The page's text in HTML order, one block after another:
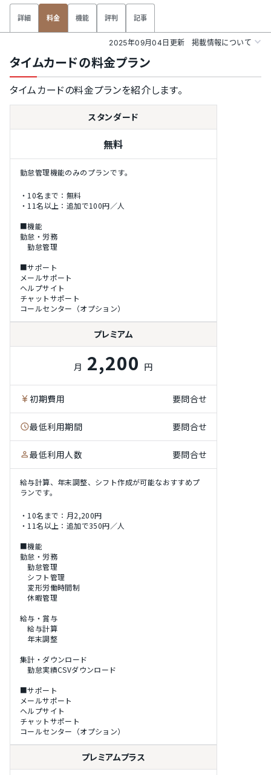
詳細 料金 機能 評判 記事
2025年09月04日更新 掲載情報について
タイムカードの料金プラン
タイムカードの料金プランを紹介します。
スタンダード
無料
勤怠管理機能のみのプランです。
・10名まで：無料
・11名以上：追加で100円／人
■機能
勤怠・労務
勤怠管理
■サポート
メールサポート
ヘルプサイト
チャットサポート
コールセンター（オプション）
プレミアム
月 2,200 円
初期費用 要問合せ
最低利用期間 要問合せ
最低利用人数 要問合せ
給与計算、年末調整、シフト作成が可能なおすすめプ
ランです。
・10名まで：月2,200円
・11名以上：追加で350円／人
■機能
勤怠・労務
勤怠管理
シフト管理
変形労働時間制
休暇管理
給与・賞与
給与計算
年末調整
集計・ダウンロード
勤怠実績CSVダウンロード
■サポート
メールサポート
ヘルプサイト
チャットサポート
コールセンター（オプション）
プレミアムプラス